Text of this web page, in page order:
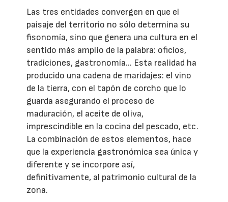
Las tres entidades convergen en que el
paisaje del territorio no sólo determina su
fisonomía, sino que genera una cultura en el
sentido más amplio de la palabra: oficios,
tradiciones, gastronomía... Esta realidad ha
producido una cadena de maridajes: el vino
de la tierra, con el tapón de corcho que lo
guarda asegurando el proceso de
maduración, el aceite de oliva,
imprescindible en la cocina del pescado, etc.
La combinación de estos elementos, hace
que la experiencia gastronómica sea única y
diferente y se incorpore así,
definitivamente, al patrimonio cultural de la
zona.